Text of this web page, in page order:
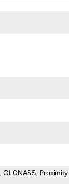
GLONASS Proximity